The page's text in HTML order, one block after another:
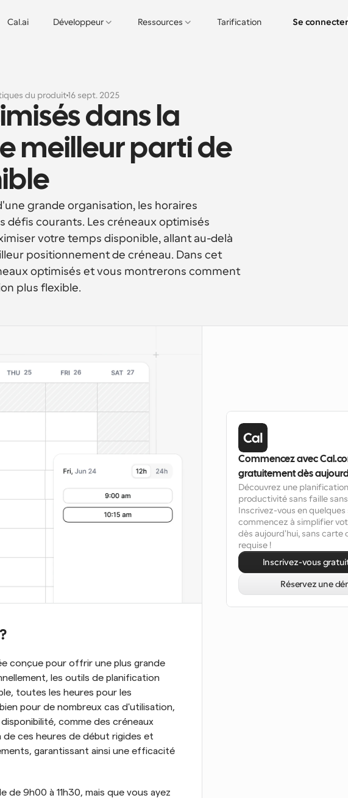
Cal.ai Développeur Ressources Tarification Se connecter
du produit16 sept. 2025
dans la
meilleur parti de
grande organisation, les horaires
courants. Les créneaux optimisés
votre temps disponible, allant au-delà
positionnement de créneau. Dans cet
optimisés et vous montrerons comment
plus flexible.
conçue pour offrir une plus grande
les outils de planification
toutes les heures pour les
pour de nombreux cas d'utilisation,
comme des créneaux
de ces heures de début rigides et
garantissant ainsi une efficacité
9h00 à 11h30, mais que vous ayez
Commencez avec
gratuitement dès
Découvrez une
productivité sans faille
Inscrivez-vous en
commencez à simplifier
dès aujourd'hui, sans carte
requise !
Inscrivez-vous
Réservez une